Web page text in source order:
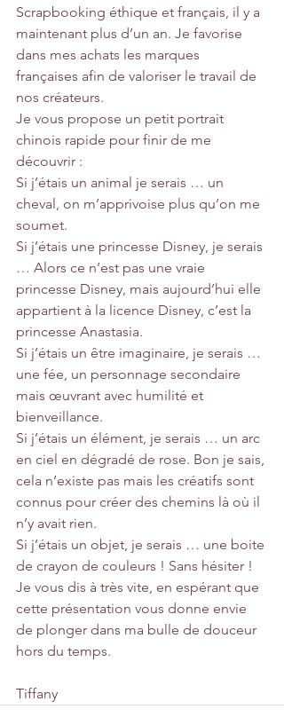
Scrapbooking éthique et français, il y a
maintenant plus d’un an. Je favorise
dans mes achats les marques
françaises afin de valoriser le travail de
nos créateurs.
Je vous propose un petit portrait
chinois rapide pour finir de me
découvrir :
Si j’étais un animal je serais … un
cheval, on m’apprivoise plus qu’on me
soumet.
Si j’étais une princesse Disney, je serais
… Alors ce n’est pas une vraie
princesse Disney, mais aujourd’hui elle
appartient à la licence Disney, c’est la
princesse Anastasia.
Si j’étais un être imaginaire, je serais …
une fée, un personnage secondaire
mais œuvrant avec humilité et
bienveillance.
Si j’étais un élément, je serais … un arc
en ciel en dégradé de rose. Bon je sais,
cela n’existe pas mais les créatifs sont
connus pour créer des chemins là où il
n’y avait rien.
Si j’étais un objet, je serais … une boite
de crayon de couleurs ! Sans hésiter !
Je vous dis à très vite, en espérant que
cette présentation vous donne envie
de plonger dans ma bulle de douceur
hors du temps.
Tiffany